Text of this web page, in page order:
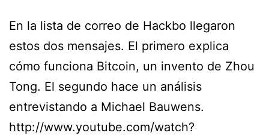
En la lista de correo de Hackbo llegaron
estos dos mensajes. El primero explica
cómo funciona Bitcoin, un invento de Zhou
Tong. El segundo hace un análisis
entrevistando a Michael Bauwens.
http://www.youtube.com/watch?